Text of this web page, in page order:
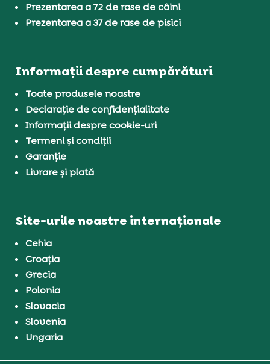
Prezentarea a 72 de rase de câini
Prezentarea a 37 de rase de pisici
Informații despre cumpărături
Toate produsele noastre
Declarație de confidențialitate
Informații despre cookie-uri
Termeni și condiții
Garanție
Livrare și plată
Site-urile noastre internaționale
Cehia
Croația
Grecia
Polonia
Slovacia
Slovenia
Ungaria